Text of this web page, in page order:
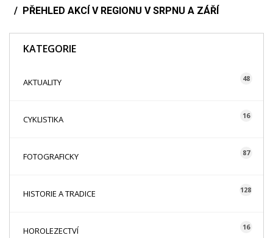
PŘEHLED AKCÍ V REGIONU V SRPNU A ZÁŘÍ
KATEGORIE
AKTUALITY 48
CYKLISTIKA 16
FOTOGRAFICKY 87
HISTORIE A TRADICE 128
HOROLEZECTVÍ 16